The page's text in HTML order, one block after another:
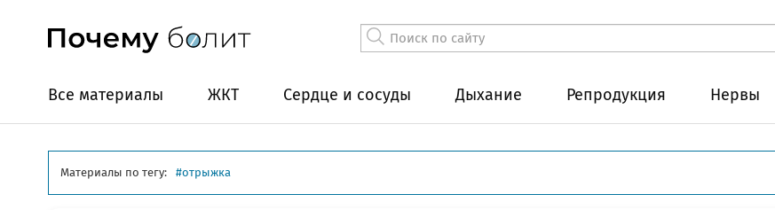
Все материалы ЖКТ Сердце и сосуды Дыхание Репродукция Нервы
Материалы по тегу: отрыжка